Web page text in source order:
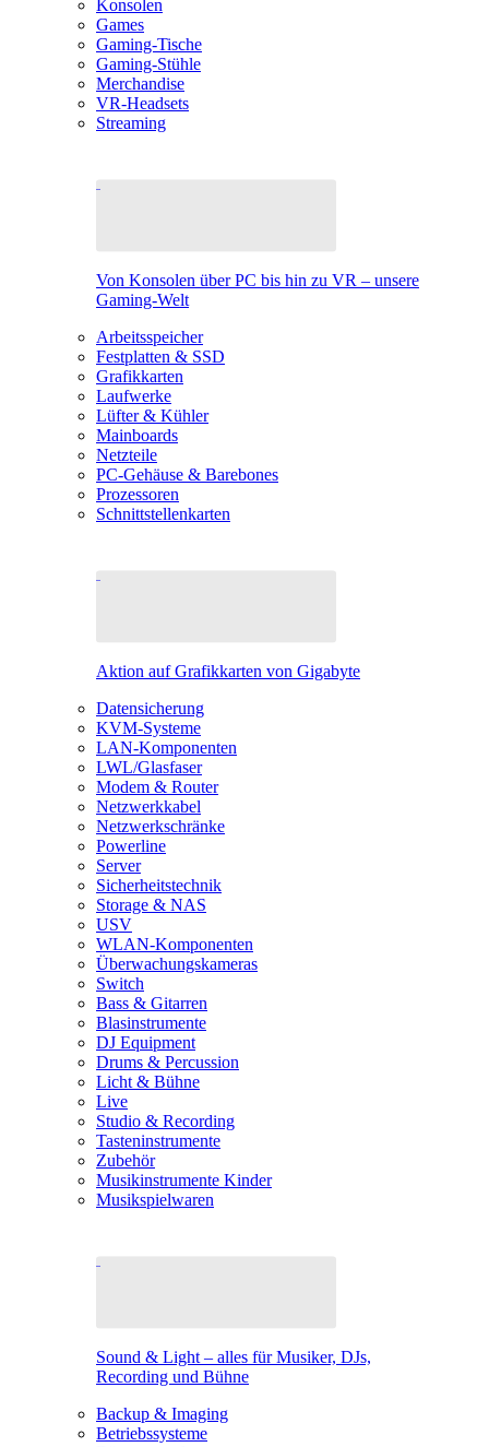
Konsolen
Games
Gaming-Tische
Gaming-Stühle
Merchandise
VR-Headsets
Streaming
Von Konsolen über PC bis hin zu VR – unsere
Gaming-Welt
Arbeitsspeicher
Festplatten & SSD
Grafikkarten
Laufwerke
Lüfter & Kühler
Mainboards
Netzteile
PC-Gehäuse & Barebones
Prozessoren
Schnittstellenkarten
Aktion auf Grafikkarten von Gigabyte
Datensicherung
KVM-Systeme
LAN-Komponenten
LWL/Glasfaser
Modem & Router
Netzwerkkabel
Netzwerkschränke
Powerline
Server
Sicherheitstechnik
Storage & NAS
USV
WLAN-Komponenten
Überwachungskameras
Switch
Bass & Gitarren
Blasinstrumente
DJ Equipment
Drums & Percussion
Licht & Bühne
Live
Studio & Recording
Tasteninstrumente
Zubehör
Musikinstrumente Kinder
Musikspielwaren
Sound & Light – alles für Musiker, DJs,
Recording und Bühne
Backup & Imaging
Betriebssysteme